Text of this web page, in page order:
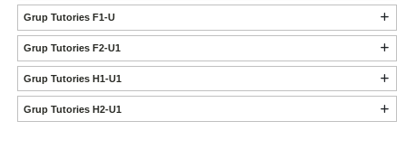
Grup Tutories F1-U
Grup Tutories F2-U1
Grup Tutories H1-U1
Grup Tutories H2-U1